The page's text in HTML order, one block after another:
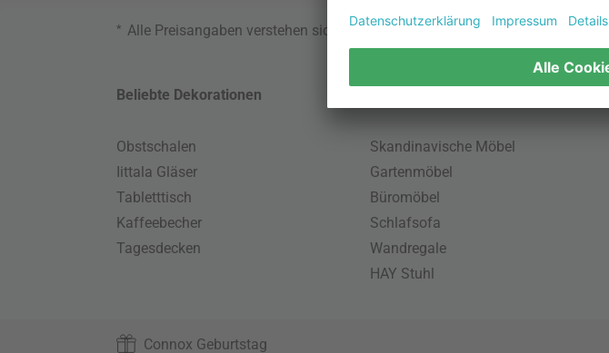
* Alle Preisangaben verstehen sich inklusive MwSt. und zzgl.Versandkosten.
Beliebte Dekorationen
Obstschalen
Iittala Gläser
Tabletttisch
Kaffeebecher
Tagesdecken
Skandinavische Möbel
Gartenmöbel
Büromöbel
Schlafsofa
Wandregale
HAY Stuhl
Connox Geburtstag